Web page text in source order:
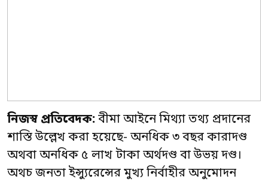
নিজস্ব প্রতিবেদক:বীমা আইনে মিথ্যা তথ্য প্রদানের
শাস্তি উল্লেখ করা হয়েছে- অনধিক ৩ বছর কারাদণ্ড
অথবা অনধিক ৫ লাখ টাকা অর্থদণ্ড বা উভয় দণ্ড।
অথচ জনতা ইন্স্যুরেন্সের মুখ্য নির্বাহীর অনুমোদন